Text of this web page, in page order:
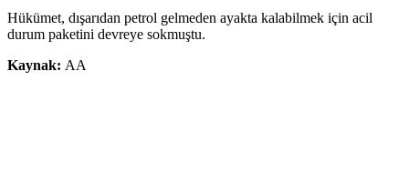
Hükümet, dışarıdan petrol gelmeden ayakta kalabilmek için acil
durum paketini devreye sokmuştu.
Kaynak: AA